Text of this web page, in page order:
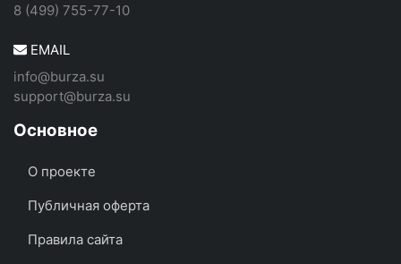
8 (499) 755-77-10
EMAIL
info@burza.su
support@burza.su
Основное
О проекте
Публичная оферта
Правила сайта